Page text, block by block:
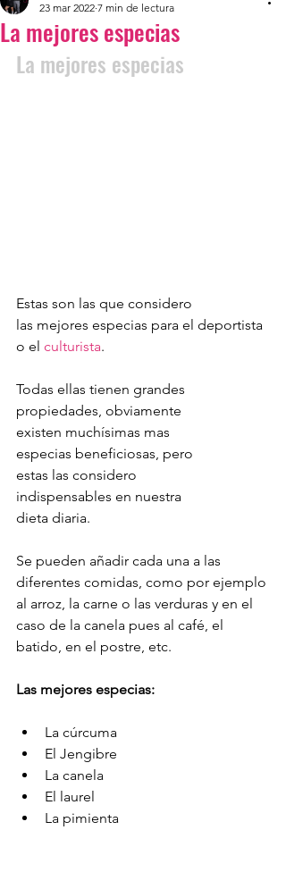
La mejores especias
23 mar 2022 7 min de lectura
La mejores especias
Estas son las que considero
las mejores especias para el deportista
o el culturista.
Todas ellas tienen grandes
propiedades, obviamente
existen muchísimas mas
especias beneficiosas, pero
estas las considero
indispensables en nuestra
dieta diaria.
Se pueden añadir cada una a las
diferentes comidas, como por ejemplo
al arroz, la carne o las verduras y en el
caso de la canela pues al café, el
batido, en el postre, etc.
Las mejores especias:
La cúrcuma
El Jengibre
La canela
El laurel
La pimienta